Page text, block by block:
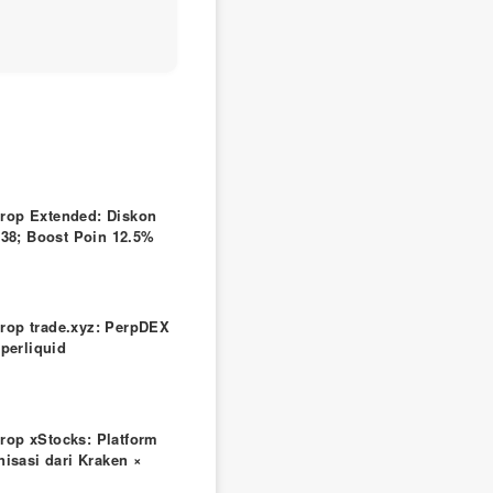
Extended: Diskon
Boost Poin 12.5%
trade.xyz: PerpDEX
xStocks: Platform
dari Kraken ×